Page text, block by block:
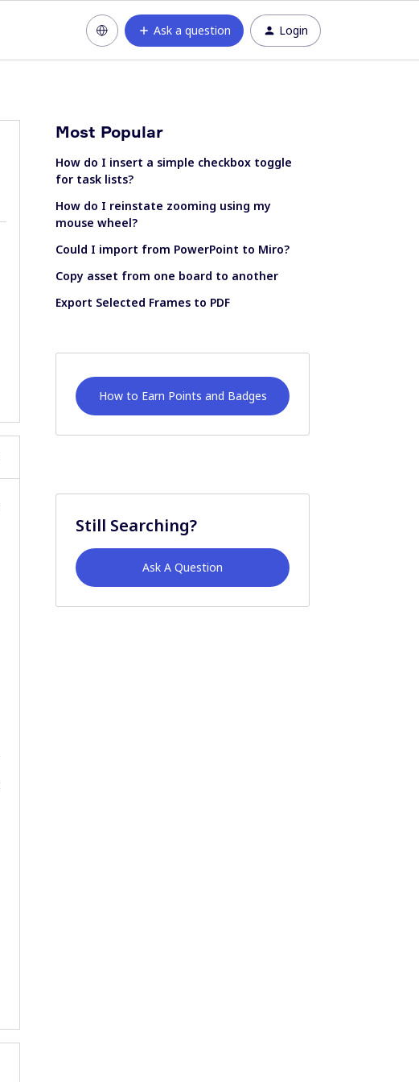
Ask a question Login
Most Popular
How do I insert a simple checkbox toggle
for task lists?
How do I reinstate zooming using my
mouse wheel?
Could I import from PowerPoint to Miro?
Copy asset from one board to another
Export Selected Frames to PDF
How to Earn Points and Badges
Still Searching?
Ask A Question